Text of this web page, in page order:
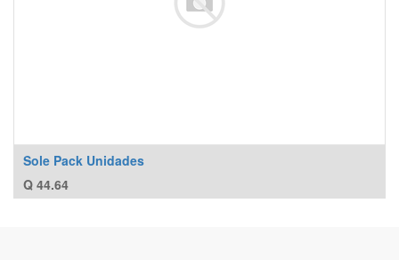
Sole Pack Unidades
Q 44.64